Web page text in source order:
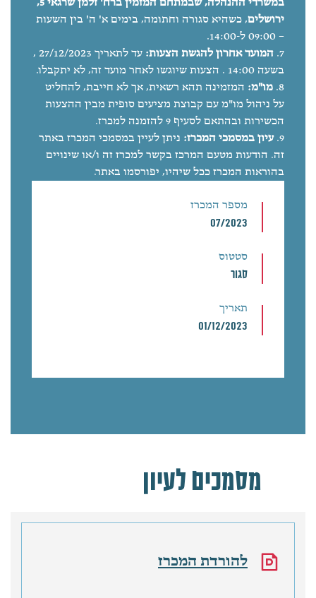
במשרדי ההנהלה, שבמתחם המזמין ברח' זלמן שרגאי 5,
ירושלים, כשהיא סגורה וחתומה, בימים א' ה' בין השעות
– 09:00 ל-14:00.
המועד אחרון להגשת הצעות:
עד לתאריך 27/12/2023 ,
בשעה 14:00 . הצעות שיוגשו לאחר מועד זה, לא יתקבלו.
מו"מ: המזמינה תהא רשאית, אך לא חייבת, להחליט
על ניהול מו"מ עם קבוצת מציעים סופית מבין ההצעות
הכשירות ובהתאם לסעיף 9 להזמנה למכרז.
עיון במסמכי המכרז: ניתן לעיין במסמכי המכרז באתר
זה. הודעות מטעם המרכז בקשר למכרז זה ו/או שינויים
בהוראות המכרז ככל שיהיו, יפורסמו באתר.
מספר המכרז
07/2023
סטטוס
סגור
תאריך
01/12/2023
מסמכים לעיון
להורדת המכרז